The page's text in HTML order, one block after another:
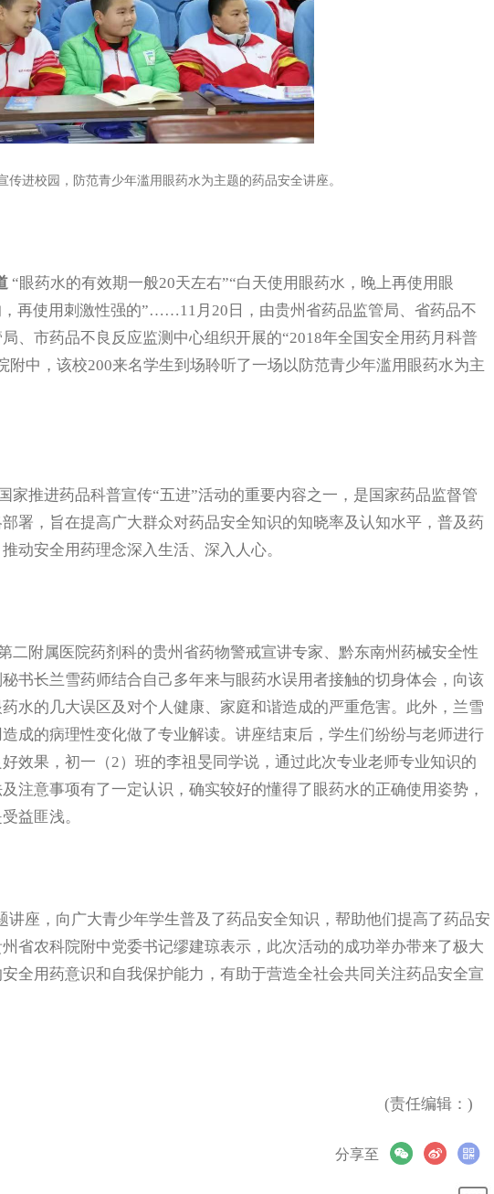
传进校园，防范青少年滥用眼药水为主题的药品安全讲座。
“眼药水的有效期一般20天左右”“白天使用眼药水，晚上再使用眼
再使用刺激性强的”……11月20日，由贵州省药品监管局、省药品不
、市药品不良反应监测中心组织开展的“2018年全国安全用药月科普
附中，该校200来名学生到场聆听了一场以防范青少年滥用眼药水为主
推进药品科普宣传“五进”活动的重要内容之一，是国家药品监督管
署，旨在提高广大群众对药品安全知识的知晓率及认知水平，普及药
动安全用药理念深入生活、深入人心。
附属医院药剂科的贵州省药物警戒宣讲专家、黔东南州药械安全性
书长兰雪药师结合自己多年来与眼药水误用者接触的切身体会，向该
水的几大误区及对个人健康、家庭和谐造成的严重危害。此外，兰雪
成的病理性变化做了专业解读。讲座结束后，学生们纷纷与老师进行
效果，初一（2）班的李祖旻同学说，通过此次专业老师专业知识的
注意事项有了一定认识，确实较好的懂得了眼药水的正确使用姿势，
益匪浅。
座，向广大青少年学生普及了药品安全知识，帮助他们提高了药品安
省农科院附中党委书记缪建琼表示，此次活动的成功举办带来了极大
全用药意识和自我保护能力，有助于营造全社会共同关注药品安全宣
(责任编辑：)
分享至